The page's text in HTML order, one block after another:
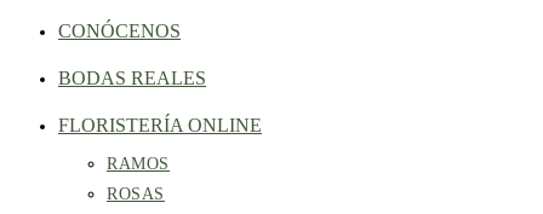
CONÓCENOS
BODAS REALES
FLORISTERÍA ONLINE
RAMOS
ROSAS